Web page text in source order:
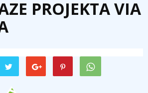
PROJEKTA VIA